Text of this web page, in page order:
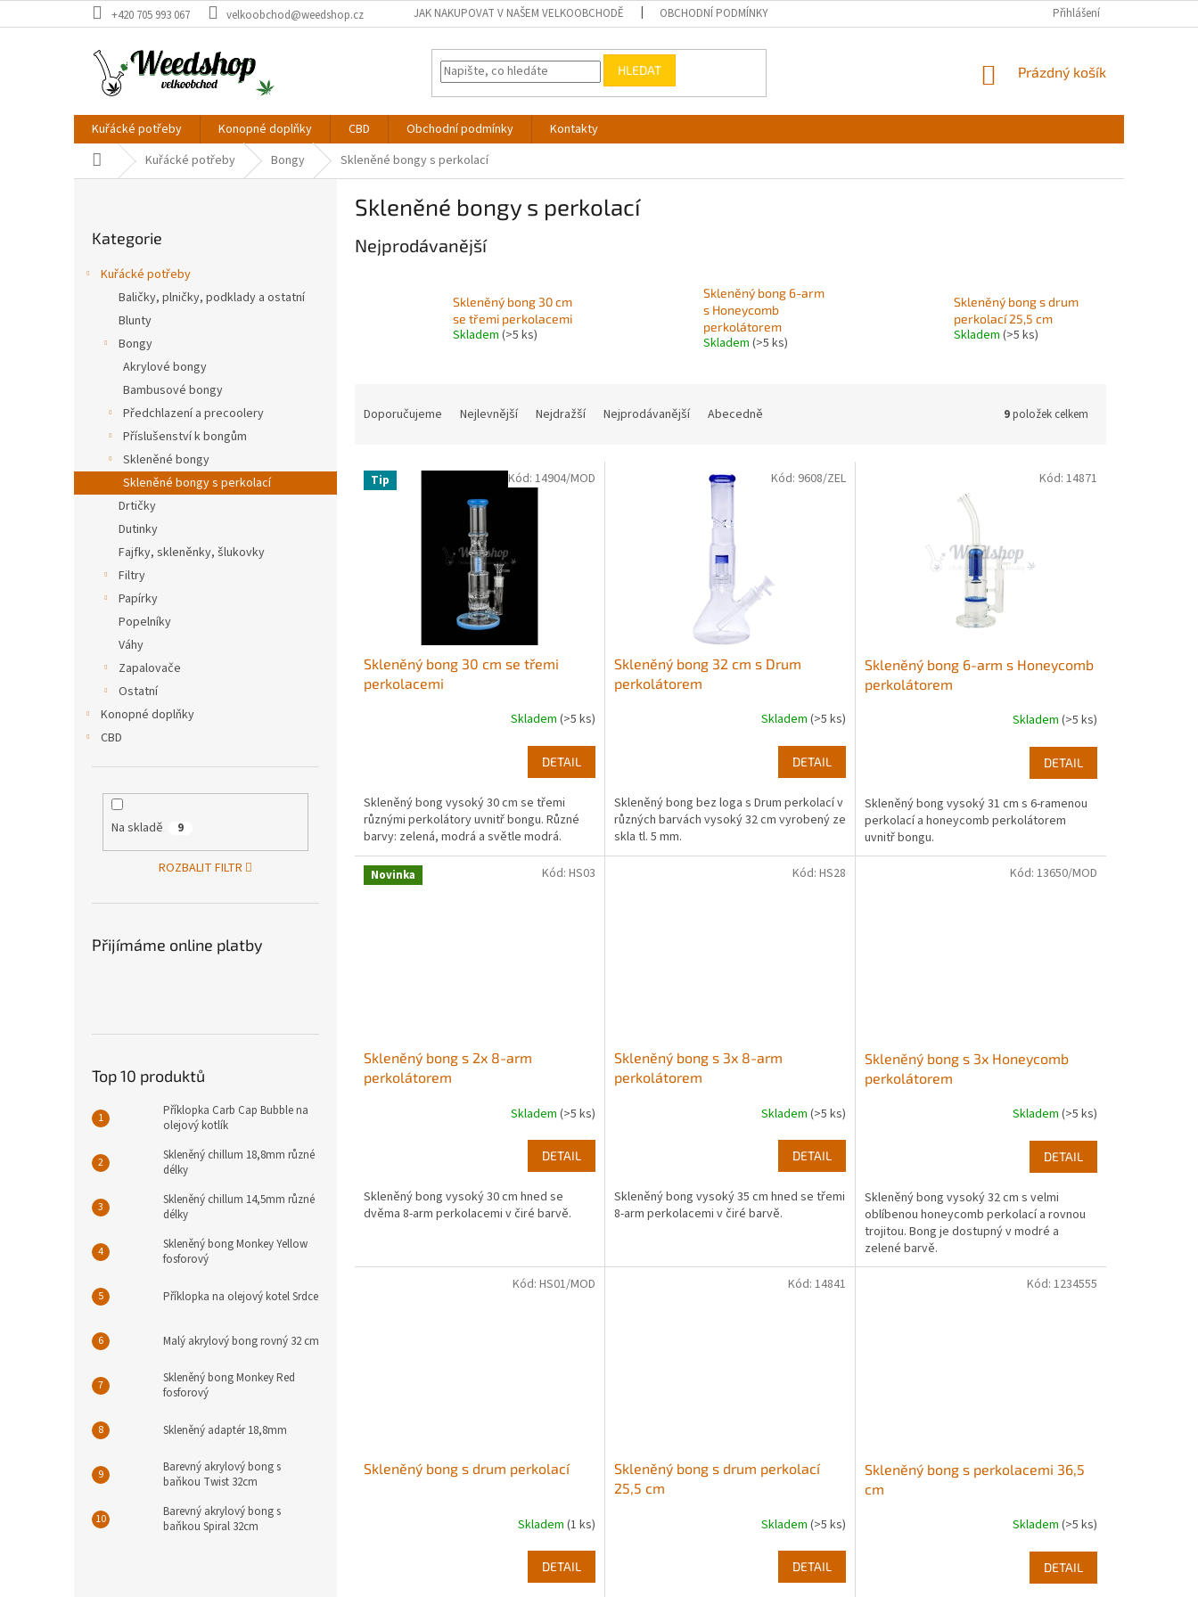
na
+420 705 993 067 velkoobchod@weedshop.cz JAK NAKUPOVAT V NAŠEM VELKOOBCHODĚ OBCHODNÍ PODMÍNKY Přihlášení
HLEDAT
NÁKUPNÍ
Prázdný košík
Kuřácké potřeby Konopné doplňky CBD Obchodní podmínky
Kontakty
Domů Kuřácké potřeby Bongy Skleněné bongy s perkolací
kategorie
Kategorie
Kuřácké potřeby
Baličky, plničky, podklady a ostatní
Blunty
Bongy
Akrylové bongy
Bambusové bongy
Předchlazení a precoolery
Příslušenství k bongům
Skleněné bongy
Skleněné bongy s perkolací
Drtičky
Dutinky
Fajfky, skleněnky, šlukovky
Filtry
Papírky
Popelníky
Váhy
Zapalovače
Ostatní
Konopné doplňky
CBD
Na skladě 9
ROZBALIT FILTR
Přijímáme online platby
Top 10 produktů
Příklopka Carb Cap Bubble na
olejový kotlík
Skleněný chillum 18,8mm různé
délky
Skleněný chillum 14,5mm různé
délky
Skleněný bong Monkey Yellow
fosforový
Příklopka na olejový kotel Srdce
Malý akrylový bong rovný 32 cm
Skleněný bong Monkey Red
fosforový
Skleněný adaptér 18,8mm
Barevný akrylový bong s
baňkou Twist 32cm
Barevný akrylový bong s
baňkou Spiral 32cm
Skleněné bongy s perkolací
Nejprodávanější
Skleněný bong 30 cm
se třemi perkolacemi
Skladem (>5 ks)
Skleněný bong 6-arm
s Honeycomb
perkolátorem
Skladem (>5 ks)
Skleněný bong s drum
perkolací 25,5 cm
Skladem (>5 ks)
n
Doporučujeme Nejlevnější Nejdražší Nejprodávanější Abecedně 9položek celkem
V Tip
Skleněný bong 30 cm se třemi
perkolacemi
Skladem (>5 ks)
DETAIL
Skleněný bong vysoký 30 cm se třemi
různými perkolátory uvnitř bongu. Různé
barvy: zelená, modrá a světle modrá.
Kód: 14904/MOD
Skleněný bong 32 cm s Drum
perkolátorem
Skladem (>5 ks)
DETAIL
Skleněný bong bez loga s Drum perkolací v
různých barvách vysoký 32 cm vyrobený ze
skla tl. 5 mm.
Kód: 9608/ZEL
Skleněný bong 6-arm s Honeycomb
perkolátorem
Skladem (>5 ks)
DETAIL
Skleněný bong vysoký 31 cm s 6-ramenou
perkolací a honeycomb perkolátorem
uvnitř bongu.
Kód: 14871
Novinka
Skleněný bong s 2x 8-arm
perkolátorem
z
5
Skladem (>5 ks)
DETAIL
Skleněný bong vysoký 30 cm hned se
dvěma 8-arm perkolacemi v čiré barvě.
Kód: HS03
Skleněný bong s 3x 8-arm
perkolátorem
Skladem (>5 ks)
DETAIL
Skleněný bong vysoký 35 cm hned se třemi
8-arm perkolacemi v čiré barvě.
Kód: HS28
Skleněný bong s 3x Honeycomb
perkolátorem
Skladem (>5 ks)
DETAIL
Skleněný bong vysoký 32 cm s velmi
oblíbenou honeycomb perkolací a rovnou
trojitou. Bong je dostupný v modré a
zelené barvě.
Kód: 13650/MOD
Skleněný bong s drum perkolací
Skladem (1 ks)
DETAIL
Kód: HS01/MOD
Skleněný bong s drum perkolací
25,5 cm
Skladem (>5 ks)
DETAIL
Kód: 14841
Skleněný bong s perkolacemi 36,5
cm
Skladem (>5 ks)
DETAIL
Kód: 1234555